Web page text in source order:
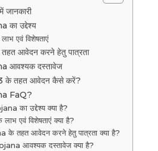
जानकारी
उद्देश्य
एवं विशेषताएं
आवेदन करने हेतु पात्रता
आवश्यक दस्तावेज
के तहत आवेदन कैसे करें?
FaQ?
का उद्देश्य क्या है?
लाभ एवं विशेषताएं क्या है?
तहत आवेदन करने हेतु पात्रता क्या है?
आवश्यक दस्तावेज क्या है?